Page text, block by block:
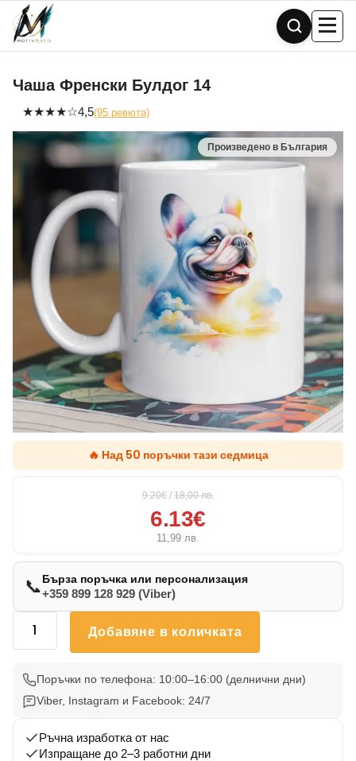
Skip
content
Чаша Френски Булдог 14
★★★★☆4,5(95 ревюта)
🔥 Над 50 поръчки тази седмица
9.20€ / 18,00лв.
6.13€
11,99 лв.
📞Бърза поръчка или персонализация
+359 899 128 929 (Viber)
количество
Френски
Булдог
Добавяне в количката
Поръчки по телефона: 10:00–16:00 (делнични дни)
Viber, Instagram и Facebook: 24/7
Ръчна изработка от нас
Изпращане до 2–3 работни дни